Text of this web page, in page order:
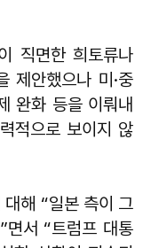
직면한 희토류나
제안했으나 미·중
완화 등을 이뤄내
적으로 보이지 않
해 “일본 측이 그
면서 “트럼프 대통